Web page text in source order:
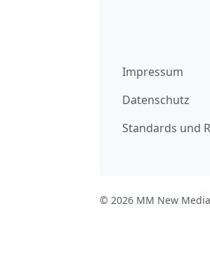
Impressum
Datenschutz
Standards und
© 2026 MM New